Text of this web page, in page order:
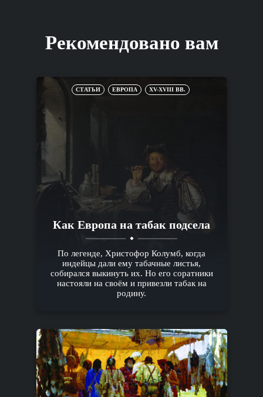
Рекомендовано вам
СТАТЬИ ЕВРОПА XV-XVIII ВВ.
Как Европа на табак подсела
По легенде, Христофор Колумб, когда
индейцы дали ему табачные листья,
собирался выкинуть их. Но его соратники
настояли на своём и привезли табак на
родину.